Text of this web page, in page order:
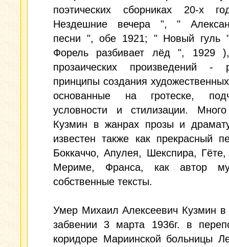
поэтических сборниках 20-х
Нездешние вечера ", "
песни ", обе 1921; " Новый гуль
Форель разбивает лёд ", 1929
прозаических произведений -
принципы создания
основанные на гротеске,
условности и стилизации.
Кузмин в жанрах прозы и
известен также как прекрасный
Боккаччо, Апулея, Шекспира,
Мериме, Франса, как автор
собственные тексты.
Умер Михаил Алексеевич Кузмин
забвении 3 марта 1936г. в
коридоре Мариинской больницы